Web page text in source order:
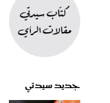
جديد سيدتي